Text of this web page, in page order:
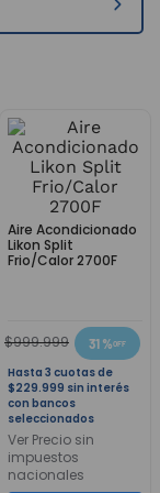
Aire Acondicionado
Likon Split
Frio/Calor 2700F
31 %
$999.999
3
$229.999 sin interés
con bancos
seleccionados
Ver Precio sin
impuestos
nacionales